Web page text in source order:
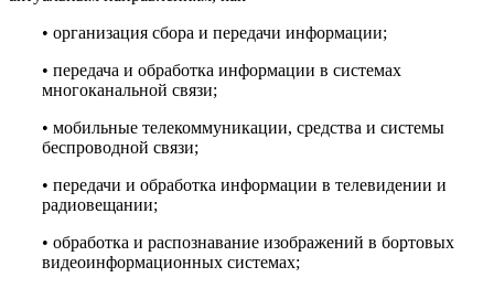
• организация сбора и передачи информации;
• передача и обработка информации в системах
многоканальной связи;
• мобильные телекоммуникации, средства и системы
беспроводной связи;
• передачи и обработка информации в телевидении и
радиовещании;
• обработка и распознавание изображений в бортовых
видеоинформационных системах;